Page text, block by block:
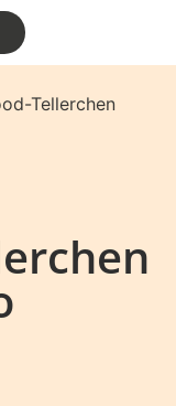
Tellerchen